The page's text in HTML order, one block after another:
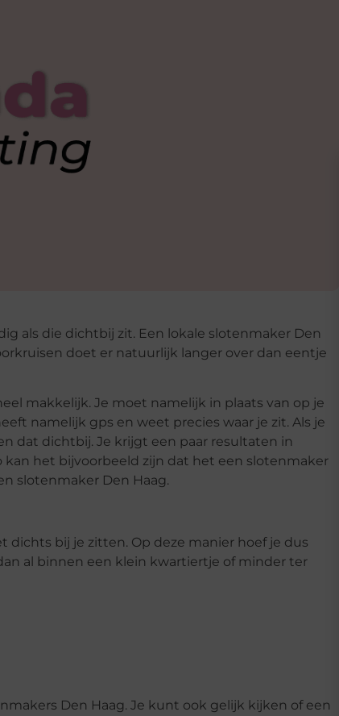
als die dichtbij zit. Een lokale slotenmaker Den
doet er natuurlijk langer over dan eentje
makkelijk. Je moet namelijk in plaats van op je
namelijk gps en weet precies waar je zit. Als je
dat dichtbij. Je krijgt een paar resultaten in
kan het bijvoorbeeld zijn dat het een slotenmaker
slotenmaker Den Haag.
dichts bij je zitten. Op deze manier hoef je dus
al binnen een klein kwartiertje of minder ter
Den Haag. Je kunt ook gelijk kijken of een